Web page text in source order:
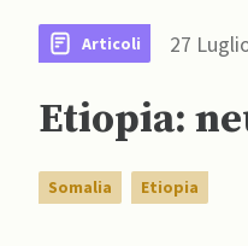
Articoli 27
Etiopia:
Somalia Etiopia